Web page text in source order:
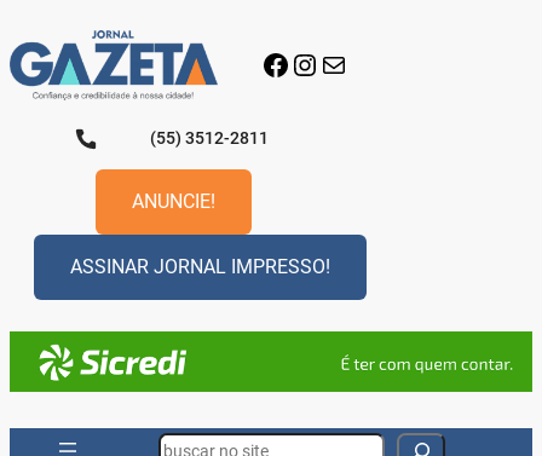
para
o
conteúdo
Facebook
Instagram
E-mail
(55) 3512-2811
ANUNCIE!
ASSINAR JORNAL IMPRESSO!
Search